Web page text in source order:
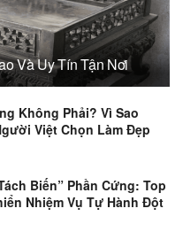
Và Uy Tín Tận Nơi
Không Phải? Vì Sao
Việt Chọn Làm Đẹp
Biến” Phần Cứng: Top
Nhiệm Vụ Tự Hành Đột